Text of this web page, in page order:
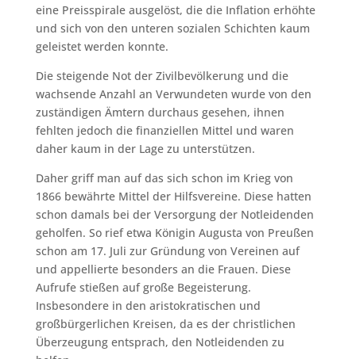
eine Preisspirale ausgelöst, die die Inflation erhöhte
und sich von den unteren sozialen Schichten kaum
geleistet werden konnte.
Die steigende Not der Zivilbevölkerung und die
wachsende Anzahl an Verwundeten wurde von den
zuständigen Ämtern durchaus gesehen, ihnen
fehlten jedoch die finanziellen Mittel und waren
daher kaum in der Lage zu unterstützen.
Daher griff man auf das sich schon im Krieg von
1866 bewährte Mittel der Hilfsvereine. Diese hatten
schon damals bei der Versorgung der Notleidenden
geholfen. So rief etwa Königin Augusta von Preußen
schon am 17. Juli zur Gründung von Vereinen auf
und appellierte besonders an die Frauen. Diese
Aufrufe stießen auf große Begeisterung.
Insbesondere in den aristokratischen und
großbürgerlichen Kreisen, da es der christlichen
Überzeugung entsprach, den Notleidenden zu